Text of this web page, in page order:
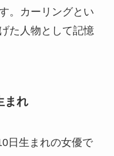
。カーリングとい
た人物として記憶
まれ
日生まれの女優で